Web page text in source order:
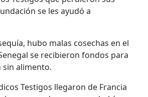
se les ayudó a
hubo malas cosechas en el
se recibieron fondos para
alimento.
Testigos llegaron de Francia